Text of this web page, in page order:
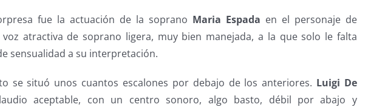
fue la actuación de la soprano Maria Espada en el personaje de
voz atractiva de soprano ligera, muy bien manejada, a la que solo le falta
sensualidad a su interpretación.
se situó unos cuantos escalones por debajo de los anteriores. Luigi De
aceptable, con un centro sonoro, algo basto, débil por abajo y